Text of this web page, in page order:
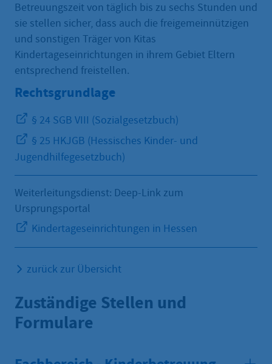
Betreuungszeit von täglich bis zu sechs Stunden und
sie stellen sicher, dass auch die freigemeinnützigen
und sonstigen Träger von Kitas
Kindertageseinrichtungen in ihrem Gebiet Eltern
entsprechend freistellen.
Rechtsgrundlage
§ 24 SGB VIII (Sozialgesetzbuch)
§ 25 HKJGB (Hessisches Kinder- und
Jugendhilfegesetzbuch)
Weiterleitungsdienst: Deep-Link zum
Ursprungsportal
Kindertageseinrichtungen in Hessen
zurück zur Übersicht
Zuständige Stellen und
Formulare